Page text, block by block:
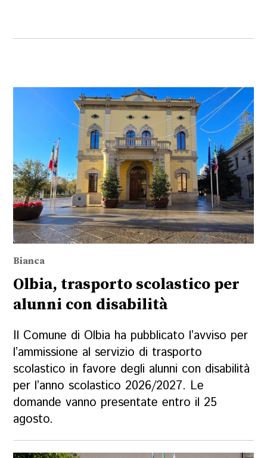
Bianca
Olbia, trasporto scolastico per
alunni con disabilità
Il Comune di Olbia ha pubblicato l’avviso per
l’ammissione al servizio di trasporto
scolastico in favore degli alunni con disabilità
per l’anno scolastico 2026/2027. Le
domande vanno presentate entro il 25
agosto.